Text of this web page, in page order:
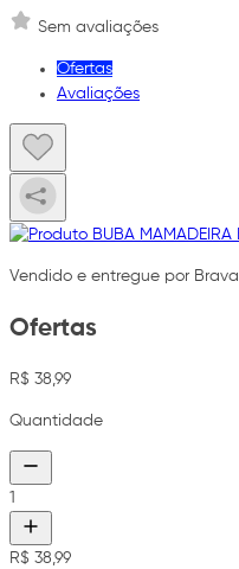
Sem avaliações
Ofertas
Avaliações
Vendido e entregue por Brava
Ofertas
R$ 38,99
Quantidade
1
R$ 38,99